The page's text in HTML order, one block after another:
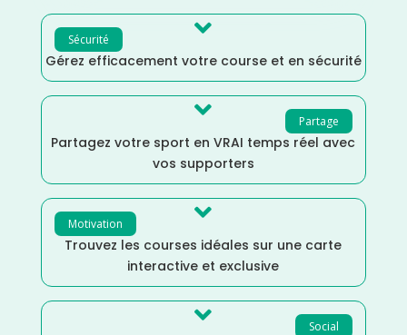
Sécurité 
Gérez efficacement votre course et en sécurité
Partage

Partagez votre sport en VRAI temps réel avec
vos supporters
Motivation 
Trouvez les courses idéales sur une carte
interactive et exclusive
Social
